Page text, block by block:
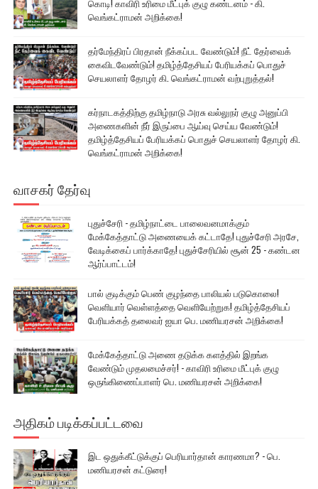
கொடி! காவிரி உரிமை மீட்புக் குழு கண்டனம் - கி.
வெங்கட்ராமன் அறிக்கை!
தர்மேந்திரப் பிரதான் நீக்கப்பட வேண்டும்! நீட் தேர்வைக்
கைவிடவேண்டும்! தமிழ்த்தேசியப் பேரியக்கப் பொதுச்
செயலாளர் தோழர் கி. வெங்கட்ராமன் வற்புறுத்தல்!
கர்நாடகத்திற்கு தமிழ்நாடு அரசு வல்லுநர் குழு அனுப்பி
அணைகளின் நீர் இருப்பை ஆய்வு செய்ய வேண்டும்!
தமிழ்த்தேசியப் பேரியக்கப் பொதுச் செயலாளர் தோழர் கி.
வெங்கட்ராமன் அறிக்கை!
வாசகர் தேர்வு
புதுச்சேரி - தமிழ்நாட்டை பாலைவனமாக்கும்
மேக்கேத்தாட்டு அணையைக் கட்டாதே! புதுச்சேரி அரசே,
வேடிக்கைப் பார்க்காதே! புதுச்சேரியில் சூன் 25 - கண்டன
ஆர்ப்பாட்டம்!
பால் குடிக்கும் பெண் குழந்தை பாலியல் படுகொலை!
வெளியார் வெள்ளத்தை வெளியேற்றுக! தமிழ்த்தேசியப்
பேரியக்கத் தலைவர் ஐயா பெ. மணியரசன் அறிக்கை!
மேக்கேத்தாட்டு அணை தடுக்க களத்தில் இறங்க
வேண்டும் முதலமைச்சர்! - காவிரி உரிமை மீட்புக் குழு
ஒருங்கிணைப்பாளர் பெ. மணியரசன் அறிக்கை!
அதிகம் படிக்கப்பட்டவை
இட ஒதுக்கீட்டுக்குப் பெரியார்தான் காரணமா? - பெ.
மணியரசன் கட்டுரை!